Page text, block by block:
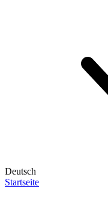
Deutsch
Startseite